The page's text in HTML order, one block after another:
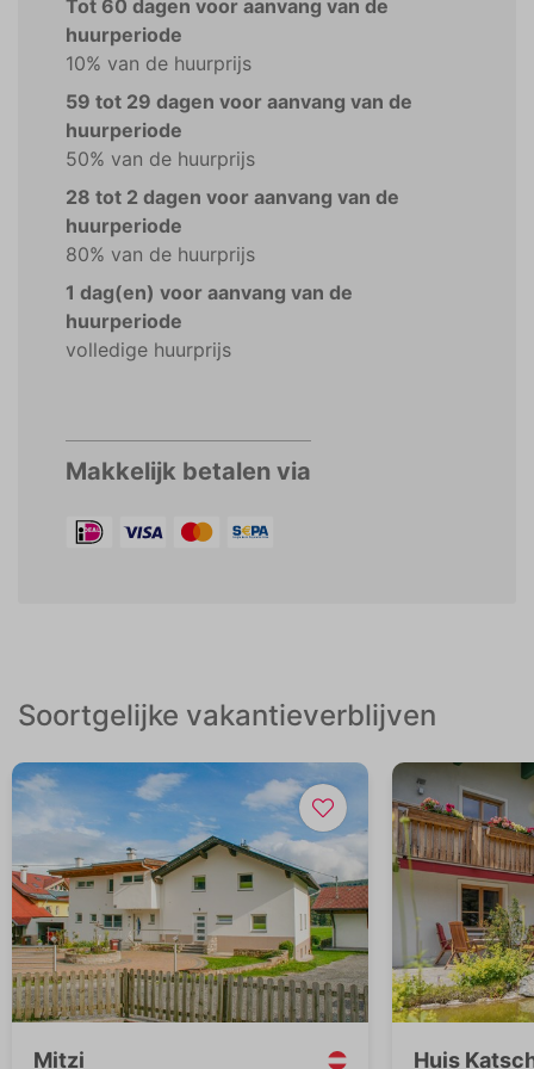
Tot 60 dagen voor aanvang van de
huurperiode
10% van de huurprijs
59 tot 29 dagen voor aanvang van de
huurperiode
50% van de huurprijs
28 tot 2 dagen voor aanvang van de
huurperiode
80% van de huurprijs
1 dag(en) voor aanvang van de
huurperiode
volledige huurprijs
Makkelijk betalen via
Soortgelijke vakantieverblijven
Mitzi Huis